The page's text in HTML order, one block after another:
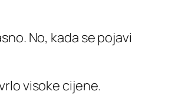
No, kada se pojavi
visoke cijene.